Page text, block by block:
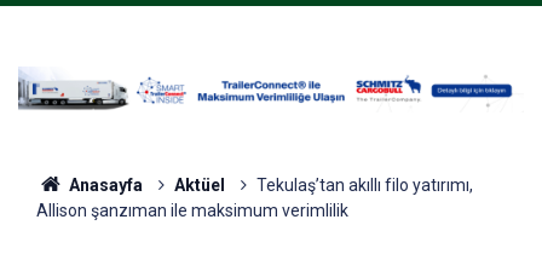
Anasayfa Aktüel
Tekulaş’tan akıllı filo yatırımı,
Allison şanzıman ile maksimum verimlilik